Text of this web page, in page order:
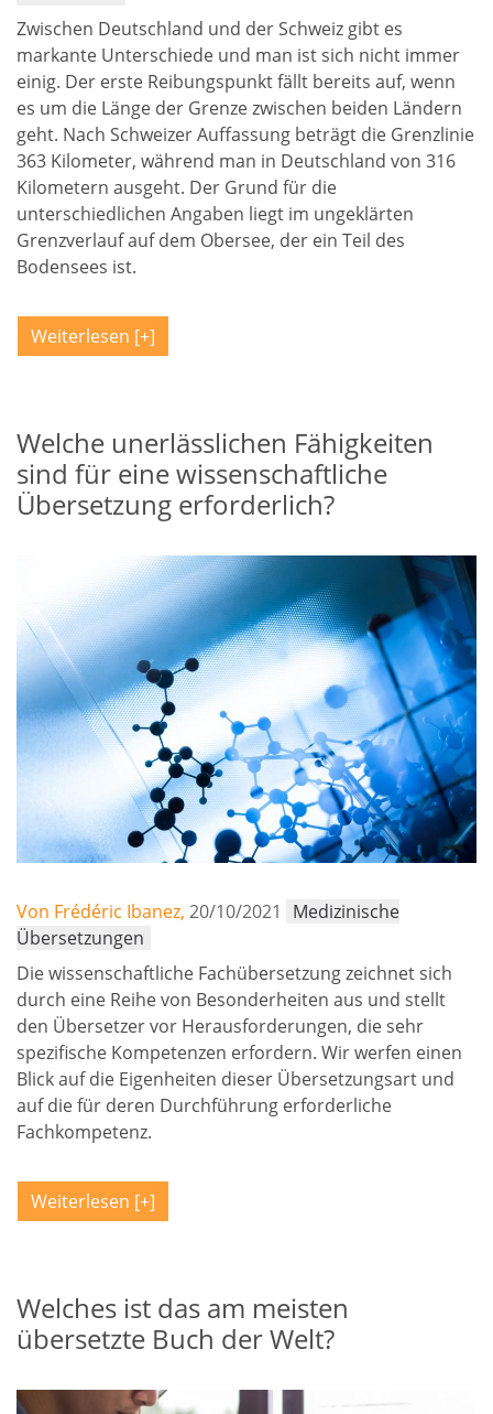
Zwischen Deutschland und der Schweiz gibt es
markante Unterschiede und man ist sich nicht immer
einig. Der erste Reibungspunkt fällt bereits auf, wenn
es um die Länge der Grenze zwischen beiden Ländern
geht. Nach Schweizer Auffassung beträgt die Grenzlinie
363 Kilometer, während man in Deutschland von 316
Kilometern ausgeht. Der Grund für die
unterschiedlichen Angaben liegt im ungeklärten
Grenzverlauf auf dem Obersee, der ein Teil des
Bodensees ist.
Weiterlesen
Welche unerlässlichen Fähigkeiten
sind für eine wissenschaftliche
Übersetzung erforderlich?
Von Frédéric Ibanez, 20/10/2021
Medizinische
Übersetzungen
Die wissenschaftliche Fachübersetzung zeichnet sich
durch eine Reihe von Besonderheiten aus und stellt
den Übersetzer vor Herausforderungen, die sehr
spezifische Kompetenzen erfordern. Wir werfen einen
Blick auf die Eigenheiten dieser Übersetzungsart und
auf die für deren Durchführung erforderliche
Fachkompetenz.
Weiterlesen
Welches ist das am meisten
übersetzte Buch der Welt?